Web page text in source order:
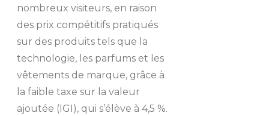
nombreux visiteurs, en raison
des prix compétitifs pratiqués
sur des produits tels que la
technologie, les parfums et les
vêtements de marque, grâce à
la faible taxe sur la valeur
ajoutée (IGI), qui s’élève à 4,5 %.